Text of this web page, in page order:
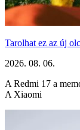
Tarolhat ez az új
2026. 08. 06.
A Redmi 17 a
A Xiaomi